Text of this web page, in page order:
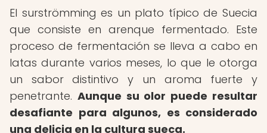
El surströmming es un plato típico de Suecia
que consiste en arenque fermentado. Este
proceso de fermentación se lleva a cabo en
latas durante varios meses, lo que le otorga
un sabor distintivo y un aroma fuerte y
penetrante. Aunque su olor puede resultar
desafiante para algunos, es considerado
una delicia en la cultura sueca.